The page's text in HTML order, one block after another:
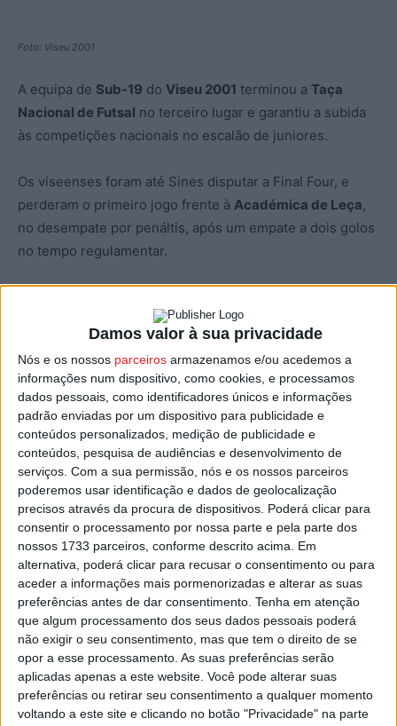
Damos valor à sua privacidade
Nós e os nossos parceiros armazenamos e/ou acedemos a
informações num dispositivo, como cookies, e processamos
dados pessoais, como identificadores únicos e informações
padrão enviadas por um dispositivo para publicidade e
conteúdos personalizados, medição de publicidade e
conteúdos, pesquisa de audiências e desenvolvimento de
serviços. Com a sua permissão, nós e os nossos parceiros
poderemos usar identificação e dados de geolocalização
precisos através da procura de dispositivos. Poderá clicar para
consentir o processamento por nossa parte e pela parte dos
nossos 1733 parceiros, conforme descrito acima. Em
alternativa, poderá clicar para recusar o consentimento ou para
aceder a informações mais pormenorizadas e alterar as suas
preferências antes de dar consentimento. Tenha em atenção
que algum processamento dos seus dados pessoais poderá
não exigir o seu consentimento, mas que tem o direito de se
opor a esse processamento. As suas preferências serão
aplicadas apenas a este website. Você pode alterar suas
preferências ou retirar seu consentimento a qualquer momento
voltando a este site e clicando no botão "Privacidade" na parte
Foto: Viseu 2001
A equipa de Sub-19 do Viseu 2001 terminou a Taça
Nacional de Futsal no terceiro lugar e garantiu a subida
às competições nacionais no escalão de juniores.
Os viseenses foram até Sines disputar a Final Four, e
perderam o primeiro jogo frente à Académica de Leça,
no desempate por penáltis, após um empate a dois golos
no tempo regulamentar.
última vaga na subida aos nacionais, os Sub-19 do Viseu
2001 bateram oVitória de Santarém por 3-2.
Mais uma página histórica na vida da coletividade
viseense que pela primeira vez em 2025/2026 vai ter a
equipa de juniores a jogar a II Divisão Nacional de futsal.
Esta e outras notícias para ouvir na Estação Diária – 96.8
FM ou emwww.968.fm.
Pub
TAGS Futsal Taça Nacional de Futsal Viseu Viseu 2001